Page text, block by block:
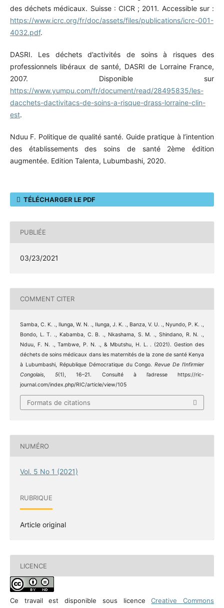
des déchets médicaux. Suisse : CICR ; 2011. Accessible sur :
https://www.icrc.org/fr/doc/assets/files/publications/icrc-001-
4032.pdf.
DASRI. Les déchets d’activités de soins à risques des
professionnels libéraux de santé, DASRI de Lorraine France,
2007. Disponible sur
https://www.yumpu.com/fr/document/read/28495835/les-
dacchets-dactivitacs-de-soins-a-risque-drass-lorraine-clin-
est.
Nduu F. Politique de qualité santé. Guide pratique à l’intention
des établissements des soins de santé 2ème édition
augmentée. Edition Talenta, Lubumbashi, 2020.
TÉLÉCHARGER LE PDF
PUBLIÉE
03/23/2021
COMMENT CITER
Samba, C. K. ., Ilunga, W. N. ., Ilunga, J. K. ., Banza, V. U. ., Nyundo, P. K. .,
Bondo, L. T. ., Kabamba, C. B. ., Nkashama, S. M. ., Shindano, R. N. .,
Nduu, F. N. ., Tambwe, P. N. ., & Mbutshu, H. L. . (2021). Gestion des
déchets de soins médicaux dans les maternités de la zone de santé Kenya
à Lubumbashi, République Démocratique du Congo.Revue De l’Infirmier
Congolais,5(1), 16–21. Consulté à l’adresse https://ric-
journal.com/index.php/RIC/article/view/105
Formats de citations
NUMÉRO
Vol. 5 No 1 (2021)
RUBRIQUE
Article original
LICENCE
Ce travail est disponible sous licenceCreative Commons